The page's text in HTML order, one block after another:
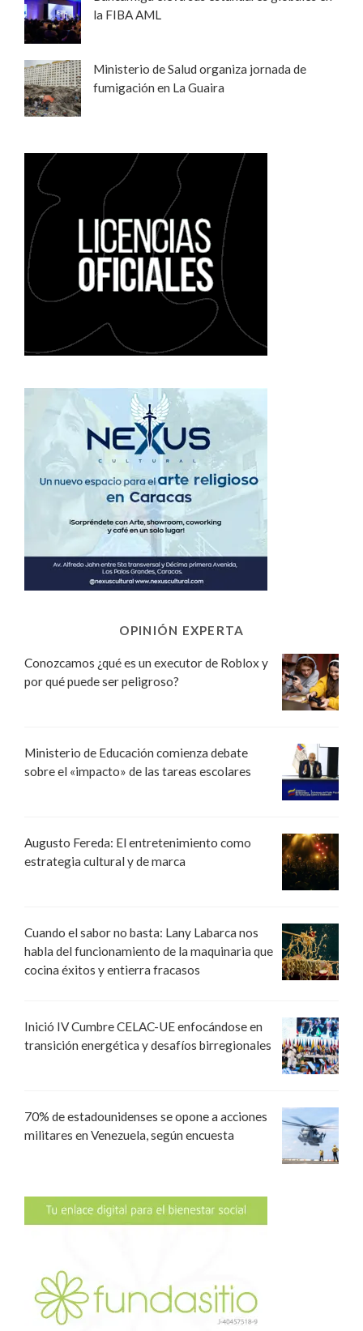
la FIBA AML
Ministerio de Salud organiza jornada de
fumigación en La Guaira
OPINIÓN EXPERTA
Conozcamos ¿qué es un executor de Roblox y
por qué puede ser peligroso?
Ministerio de Educación comienza debate
sobre el «impacto» de las tareas escolares
Augusto Fereda: El entretenimiento como
estrategia cultural y de marca
Cuando el sabor no basta: Lany Labarca nos
habla del funcionamiento de la maquinaria que
cocina éxitos y entierra fracasos
Inició IV Cumbre CELAC-UE enfocándose en
transición energética y desafíos birregionales
70% de estadounidenses se opone a acciones
militares en Venezuela, según encuesta